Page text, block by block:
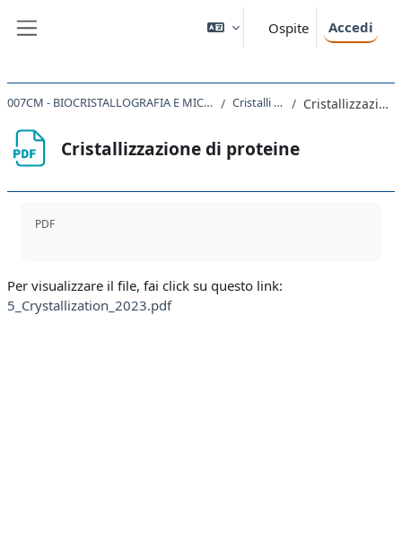
Ospite Accedi
007CM - BIOCRISTALLOGRAFIA E MICROSCOPIA ELETTRONICA 2022 Cristalli di proteine Cristallizzazione di proteine
Cristallizzazione di proteine
PDF
Per visualizzare il file, fai click su questo link:
5_Crystallization_2023.pdf